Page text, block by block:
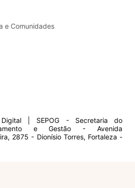
e Comunidades
| SEPOG - Secretaria do
e Gestão - Avenida
2875 - Dionísio Torres, Fortaleza -